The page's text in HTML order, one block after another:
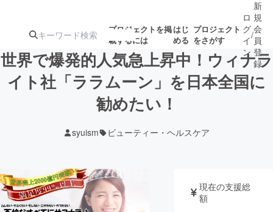
プロジェクトを掲
載するには
はじ
める
プロジェクト
をさがす
注目の新着プロ募集終了が近いプ
テクノロジー・ガジェット
ロ
グ
イ
ン
/
新
規
会
員
登
録
世界で爆発的人気急上昇中！ウィナラ
イト社「ララムーン」を日本全国に
勧めたい！
syuism ビューティー・ヘルスケア
現在の支援総
額